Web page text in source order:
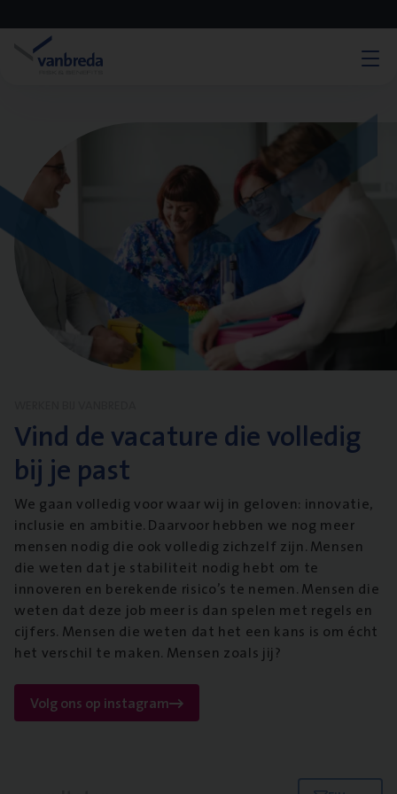
Vind de vacature die volledig
bij je past
We gaan volledig voor waar wij in geloven: innovatie,
inclusie en ambitie. Daarvoor hebben we nog meer
mensen nodig die ook volledig zichzelf zijn. Mensen
die weten dat je stabiliteit nodig hebt om te
innoveren en berekende risico’s te nemen. Mensen die
weten dat deze job meer is dan spelen met regels en
cijfers. Mensen die weten dat het een kans is om écht
het verschil te maken. Mensen zoals jij?
Volg ons op instagram